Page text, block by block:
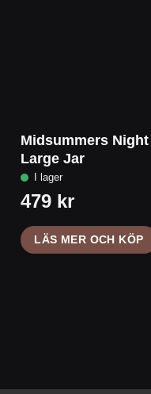
Midsummers
Large Jar
LÄS MER OCH KÖP